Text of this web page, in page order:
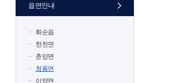
읍면안내
화순읍
한천면
춘양면
청풍면
이양면